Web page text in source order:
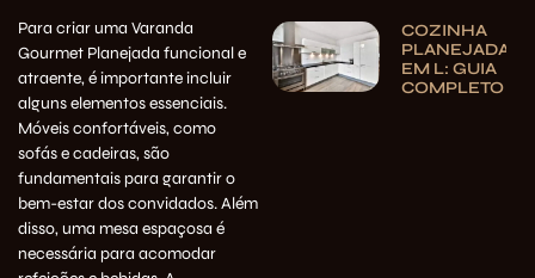
Para criar uma Varanda
Gourmet Planejada funcional e
atraente, é importante incluir
alguns elementos essenciais.
Móveis confortáveis, como
sofás e cadeiras, são
fundamentais para garantir o
bem-estar dos convidados. Além
disso, uma mesa espaçosa é
necessária para acomodar
COZINHA
PLANEJADA
EM L: GUIA
COMPLETO